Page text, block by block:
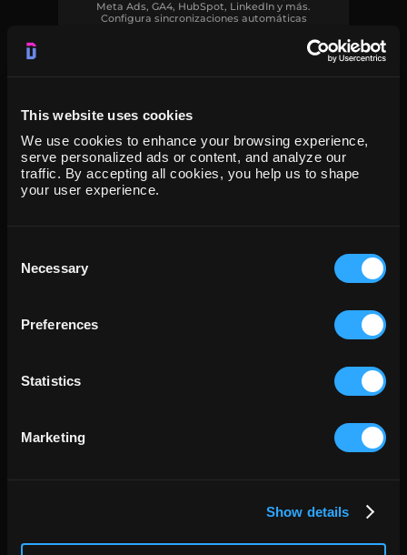
This website uses cookies
We use cookies to enhance your browsing experience,
serve personalized ads or content, and analyze our
traffic. By accepting all cookies, you help us to shape
your user experience.
Selection
Necessary
Preferences
Statistics
Marketing
Show details
Meta Ads, GA4, HubSpot, LinkedIn y más.
Configura sincronizaciones automáticas
previsualizar, filtrar y dar forma a tus datos en
plataformas mediante relaciones, filtros y